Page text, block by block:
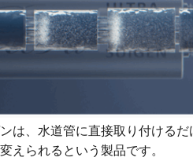
は、水道管に直接取り付ける
えられるという製品です。